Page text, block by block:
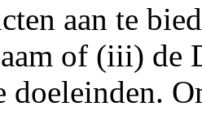
aan te
of (iii) de
doeleinden.